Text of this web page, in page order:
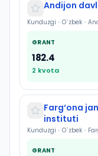
Andijon
Kunduzgi • O`zbek •
GRANT
182.4
2 kvota
Farg‘ona
instituti
Kunduzgi • O`zbek •
GRANT